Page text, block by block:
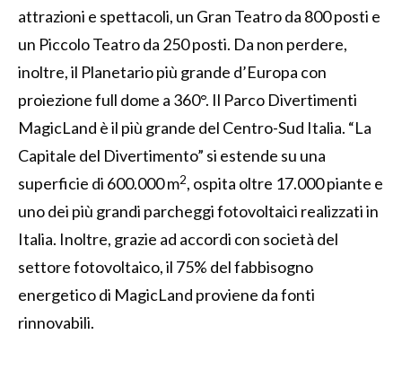
attrazioni e spettacoli, un Gran Teatro da 800 posti e
un Piccolo Teatro da 250 posti. Da non perdere,
inoltre, il Planetario più grande d’Europa con
proiezione full dome a 360°. Il Parco Divertimenti
MagicLand è il più grande del Centro-Sud Italia. “La
Capitale del Divertimento” si estende su una
superficie di 600.000 m2, ospita oltre 17.000 piante e
uno dei più grandi parcheggi fotovoltaici realizzati in
Italia. Inoltre, grazie ad accordi con società del
settore fotovoltaico, il 75% del fabbisogno
energetico di MagicLand proviene da fonti
rinnovabili.